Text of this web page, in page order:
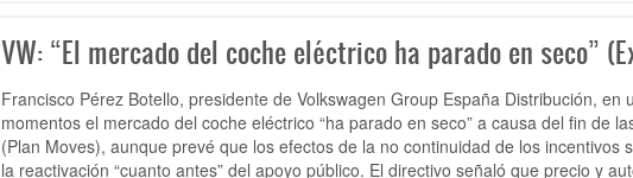
VW: “El mercado del coche eléctrico ha parado en seco”
Francisco Pérez Botello, presidente de Volkswagen Group España Distribución,
momentos el mercado del coche eléctrico “ha parado en seco” a causa del fin de
(Plan Moves), aunque prevé que los efectos de la no continuidad de los incentivos
la reactivación “cuanto antes” del apoyo público. El directivo señaló que precio y